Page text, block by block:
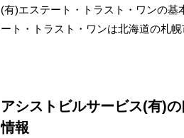
(有)エステート・トラスト・ワンの基
ート・トラスト・ワンは北海道の札
アシストビルサービス(有)
情報